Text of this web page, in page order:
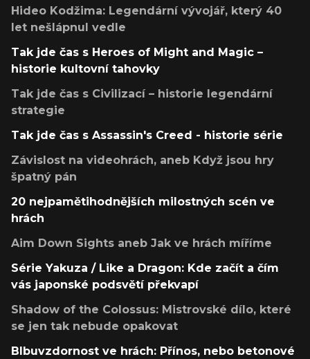
Hideo Kodžima: Legendární vývojář, který 40
let nešlápnul vedle
Tak jde čas s Heroes of Might and Magic –
historie kultovní tahovky
Tak jde čas s Civilizací – historie legendární
strategie
Tak jde čas s Assassin's Creed - historie série
Závislost na videohrách, aneb Když jsou hry
špatný pán
20 nejpamětihodnějších milostných scén ve
hrách
Aim Down Sights aneb Jak ve hrách míříme
Série Yakuza / Like a Dragon: Kde začít a čím
vás japonské podsvětí překvapí
Shadow of the Colossus: Mistrovské dílo, které
se jen tak nebude opakovat
Blbuvzdornost ve hrách: Přínos, nebo betonové